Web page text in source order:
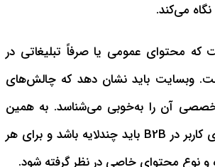
می‌کند.
که محتوای عمومی یا صرفاً تبلیغاتی در
وبسایت باید نشان دهد که چالش‌های
آن را به‌خوبی می‌شناسد. به همین
دلیل، تحلیل پرسونای کاربر در B2B باید چندلایه باشد و برای هر
نوع محتوای خاصی در نظر گرفته شود.